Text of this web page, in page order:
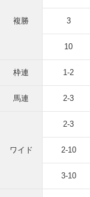
複勝 3
10
枠連 1-2
馬連 2-3
ワイド
2-3
2-10
3-10